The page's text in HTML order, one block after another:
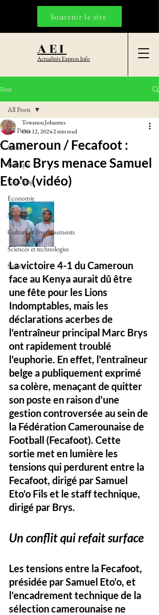
AEI
Actualités Express Info
Soutenir le site
Post
All Posts
Santé
Politique
Coaching
Economie
Sports
Culture et divertissements
Sciences et technologies
Société
All Posts
Cameroun / Fecafoot :
Marc Brys menace Samuel
Eto'o (vidéo)
Towanou Johannes
Oct 12, 20242 min read
La victoire 4-1 du Cameroun
face au Kenya aurait dû être
une fête pour les Lions
Indomptables, mais les
déclarations acerbes de
l'entraîneur principal Marc Brys
ont rapidement troublé
l'euphorie. En effet, l'entraîneur
belge a publiquement exprimé
sa colère, menaçant de quitter
son poste en raison d'une
gestion controversée au sein de
la Fédération Camerounaise de
Football (Fecafoot). Cette
sortie met en lumière les
tensions qui perdurent entre la
Fecafoot, dirigé par Samuel
Eto'o Fils et le staff technique,
dirigé par Brys.
Un conflit qui refaitsurface
Les tensions entre la Fecafoot,
présidée par Samuel Eto'o, et
l'encadrement technique de la
sélection camerounaise ne